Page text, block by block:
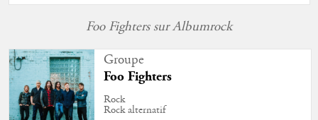
Foo Fighters sur Albumrock
Groupe
Foo Fighters
Rock
Rock alternatif